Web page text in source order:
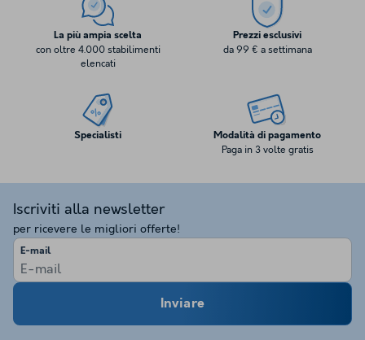
La più ampia scelta
con oltre 4.000 stabilimenti
elencati
Prezzi esclusivi
da 99 € a settimana
Specialisti Modalità di pagamento
Paga in 3 volte gratis
Iscriviti alla newsletter
per ricevere le migliori offerte!
E-mail
Inviare